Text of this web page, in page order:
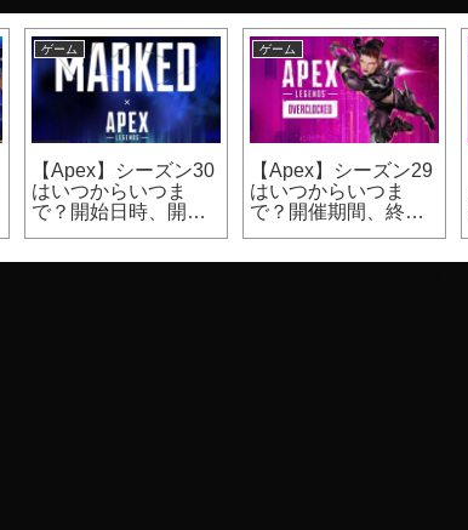
ゲーム
【Apex】シーズン30
はいつからいつま
で？開始日時、開催
ゲーム
【Apex】シーズン29
はいつからいつま
で？開催期間、終了